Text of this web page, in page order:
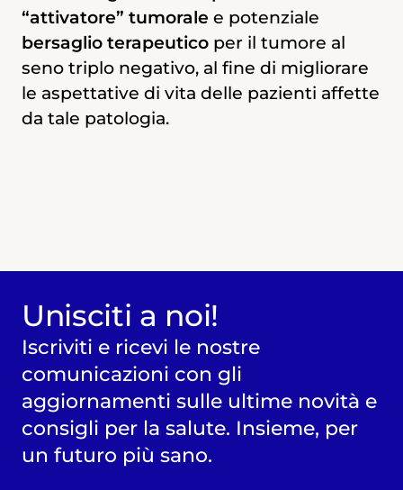
“attivatore” tumorale e potenziale
bersaglio terapeuticoper il tumore al
seno triplo negativo, al fine di migliorare
le aspettative di vita delle pazienti affette
da tale patologia.
vita delle pazienti affette da questa
patologia.
Dove si svilupperà la ricerca:
colpite da questa neoplasia.
Dove svilupperà il progetto:
Unisciti a noi!
Iscriviti e ricevi le nostre
comunicazioni con gli
aggiornamenti sulle ultime novità e
consigli per la salute. Insieme, per
un futuro più sano.